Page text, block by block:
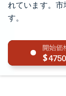
れています。市
す。
4750